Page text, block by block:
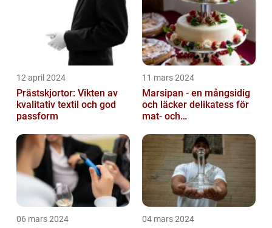
12 april 2024
Prästskjortor: Vikten av
kvalitativ textil och god
passform
11 mars 2024
Marsipan - en mångsidig
och läcker delikatess för
mat- och
06 mars 2024 04 mars 2024